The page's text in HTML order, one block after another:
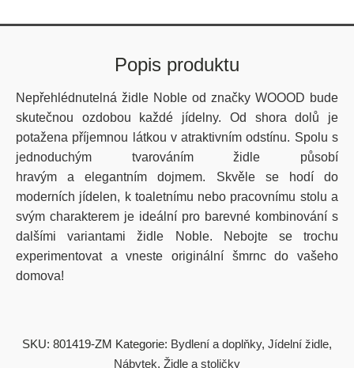
Popis produktu
Nepřehlédnutelná židle Noble od značky WOOOD bude
skutečnou ozdobou každé jídelny. Od shora dolů je
potažena příjemnou látkou v atraktivním odstínu. Spolu s
jednoduchým tvarováním židle působí
hravým a elegantním dojmem. Skvěle se hodí do
moderních jídelen, k toaletnímu nebo pracovnímu stolu a
svým charakterem je ideální pro barevné kombinování s
dalšími variantami židle Noble. Nebojte se trochu
experimentovat a vneste originální šmrnc do vašeho
domova!
SKU: 801419-ZM Kategorie: Bydlení a doplňky, Jídelní židle,
Nábytek, Židle a stoličky